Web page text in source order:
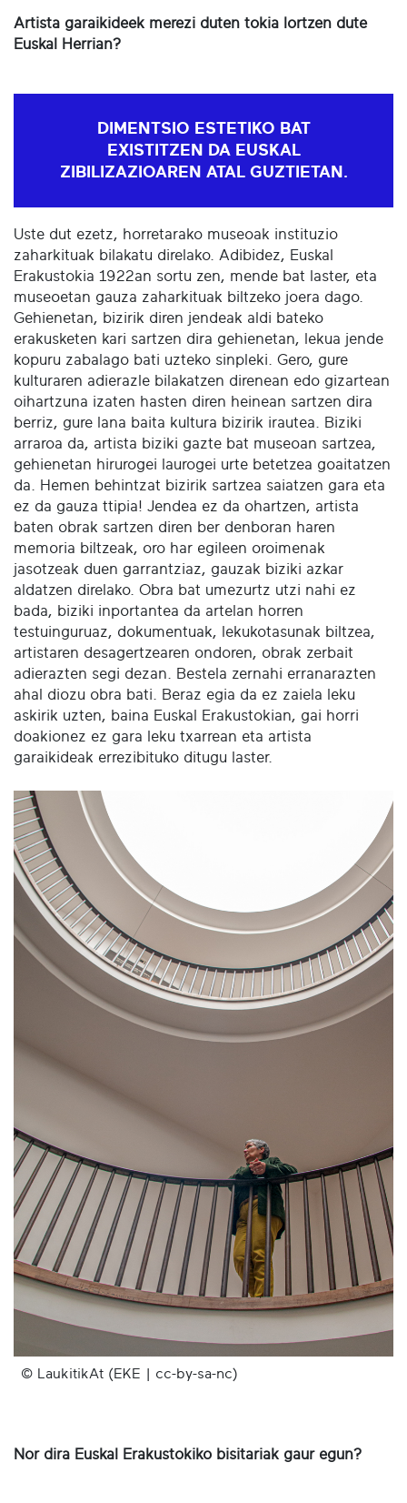
Artista garaikideek merezi duten tokia lortzen dute
Euskal Herrian?
DIMENTSIO ESTETIKO BAT
EXISTITZEN DA EUSKAL
ZIBILIZAZIOAREN ATAL GUZTIETAN.
Uste dut ezetz, horretarako museoak instituzio
zaharkituak bilakatu direlako. Adibidez, Euskal
Erakustokia 1922an sortu zen, mende bat laster, eta
museoetan gauza zaharkituak biltzeko joera dago.
Gehienetan, bizirik diren jendeak aldi bateko
erakusketen kari sartzen dira gehienetan, lekua jende
kopuru zabalago bati uzteko sinpleki. Gero, gure
kulturaren adierazle bilakatzen direnean edo gizartean
oihartzuna izaten hasten diren heinean sartzen dira
berriz, gure lana baita kultura bizirik irautea. Biziki
arraroa da, artista biziki gazte bat museoan sartzea,
gehienetan hirurogei laurogei urte betetzea goaitatzen
da. Hemen behintzat bizirik sartzea saiatzen gara eta
ez da gauza ttipia! Jendea ez da ohartzen, artista
baten obrak sartzen diren ber denboran haren
memoria biltzeak, oro har egileen oroimenak
jasotzeak duen garrantziaz, gauzak biziki azkar
aldatzen direlako. Obra bat umezurtz utzi nahi ez
bada, biziki inportantea da artelan horren
testuinguruaz, dokumentuak, lekukotasunak biltzea,
artistaren desagertzearen ondoren, obrak zerbait
adierazten segi dezan. Bestela zernahi erranarazten
ahal diozu obra bati. Beraz egia da ez zaiela leku
askirik uzten, baina Euskal Erakustokian, gai horri
doakionez ez gara leku txarrean eta artista
garaikideak errezibituko ditugu laster.
© LaukitikAt (EKE | cc-by-sa-nc)
Nor dira Euskal Erakustokiko bisitariak gaur egun?